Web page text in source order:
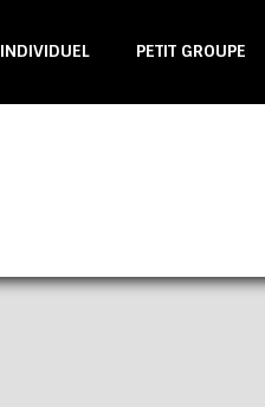
INDIVIDUEL PETIT GROUPE